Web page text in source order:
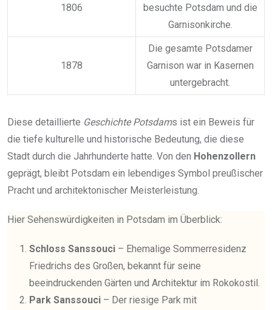
1806
besuchte Potsdam und die
Garnisonkirche.
1878
Die gesamte Potsdamer
Garnison war in Kasernen
untergebracht.
Diese detaillierte Geschichte Potsdams ist ein Beweis für
die tiefe kulturelle und historische Bedeutung, die diese
Stadt durch die Jahrhunderte hatte. Von den Hohenzollern
geprägt, bleibt Potsdam ein lebendiges Symbol preußischer
Pracht und architektonischer Meisterleistung.
Hier Sehenswürdigkeiten in Potsdam im Überblick:
Schloss Sanssouci – Ehemalige Sommerresidenz
Friedrichs des Großen, bekannt für seine
beeindruckenden Gärten und Architektur im Rokokostil.
Park Sanssouci – Der riesige Park mit